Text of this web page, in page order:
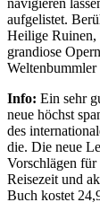
aufgelistet.
Heilige Ruinen,
grandiose
Weltenbummler
Info: Ein sehr
neue höchst
des
die. Die neue
Vorschlägen
Reisezeit und
Buch kostet